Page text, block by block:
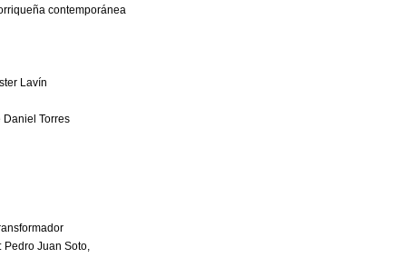
contemporánea
Lavín
Daniel Torres
Torres
Coqui Santaliz
Pedro Juan Soto,